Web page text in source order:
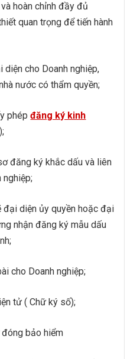
hoàn chỉnh đầy đủ
quan trọng để tiến hành
cho Doanh nghiệp,
nước có thẩm quyền;
phépđăng ký kinh
đăng ký khắc dấu và liên
nghiệp;
diện ủy quyền hoặc đại
nhận đăng ký mẫu dấu
cho Doanh nghiệp;
tử ( Chữ ký số);
bảo hiểm